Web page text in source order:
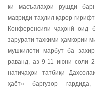
ки масъалаҳои рушди
мавриди таҳлил қарор
Конференсияи ҷаҳонӣ оид
зарурати таҳкими ҳамкории
мушкилоти марбут ба
раванд, аз 9-11 июни соли
натиҷаҳои татбиқи
ҳаёт» баргузор